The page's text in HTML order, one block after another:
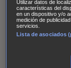
AXN
Nevers
defender a
Utilizar datos de
características del
en un dispositivo y/o
medición de
servicios.
Lista de asociados